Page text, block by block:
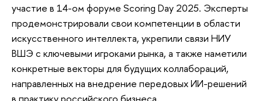
участие в 14-ом форуме Scoring Day 2025. Эксперты
продемонстрировали свои компетенции в области
искусственного интеллекта, укрепили связи НИУ
ВШЭ с ключевыми игроками рынка, а также наметили
конкретные векторы для будущих коллабораций,
направленных на внедрение передовых ИИ-решений
в практику российского бизнеса.